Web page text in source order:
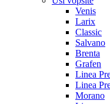
Venis
Larix
Classic
Salvano
Brenta
Grafen
Linea
Linea
Morano